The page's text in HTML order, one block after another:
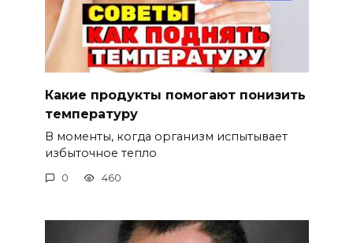
Какие продукты помогают понизить
температуру
В моменты, когда организм испытывает
избыточное тепло
0 460